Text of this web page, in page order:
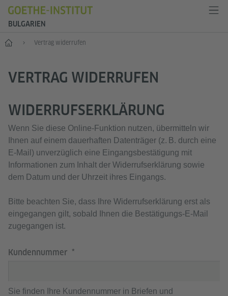
BULGARIEN
Start Vertrag widerrufen
VERTRAG WIDERRUFEN
WIDERRUFSERKLÄRUNG
Wenn Sie diese Online‑Funktion nutzen, übermitteln wir
Ihnen auf einem dauerhaften Datenträger (z. B. durch eine
E‑Mail) unverzüglich eine Eingangsbestätigung mit
Informationen zum Inhalt der Widerrufserklärung sowie
dem Datum und der Uhrzeit ihres Eingangs.
Bitte beachten Sie, dass Ihre Widerrufserklärung erst als
eingegangen gilt, sobald Ihnen die Bestätigungs‑E‑Mail
zugegangen ist.
Kundennummer
Sie finden Ihre Kundennummer in Briefen und